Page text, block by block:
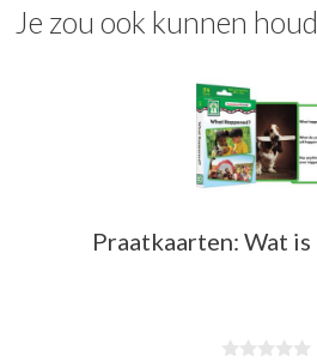
Je zou ook kunnen
Praatkaarten: Wat